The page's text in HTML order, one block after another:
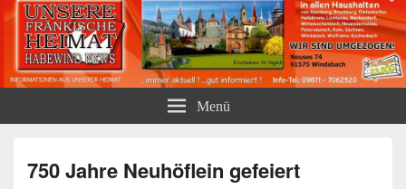
Menü
750 Jahre Neuhöflein gefeiert